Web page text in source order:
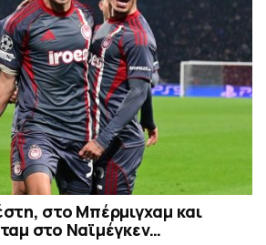
στο Μπέρμιγχαμ και
στο Ναϊμέγκεν…